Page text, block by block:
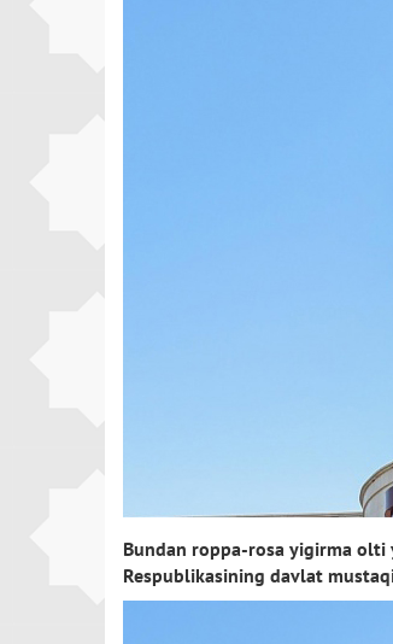
Bundan roppa-rosa yigirma olti
Respublikasining davlat